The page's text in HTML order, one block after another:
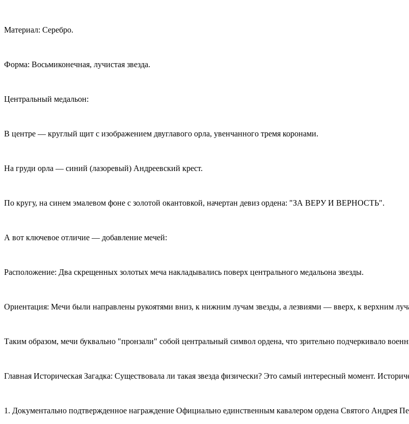
Материал: Серебро.
Форма: Восьмиконечная, лучистая звезда.
Центральный медальон:
В центре — круглый щит с изображением двуглавого орла, увенчанного тремя коронами.
На груди орла — синий (лазоревый) Андреевский крест.
По кругу, на синем эмалевом фоне с золотой окантовкой, начертан девиз ордена: "ЗА ВЕРУ И ВЕРНОСТЬ".
А вот ключевое отличие — добавление мечей:
Расположение: Два скрещенных золотых меча накладывались поверх центрального медальона звезды.
Ориентация: Мечи были направлены рукоятями вниз, к нижним лучам звезды, а лезвиями — вверх, к верхним
Таким образом, мечи буквально "пронзали" собой центральный символ ордена, что зрительно подчеркивало
Главная Историческая Загадка: Существовала ли такая звезда физически? Это самый интересный момент.
1. Документально подтвержденное награждение Официально единственным кавалером ордена Святого Андрея